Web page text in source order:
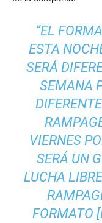
“EL
ESTA
SERÁ
SEMANA
VIERNES
SERÁ UN
LUCHA
FORMATO